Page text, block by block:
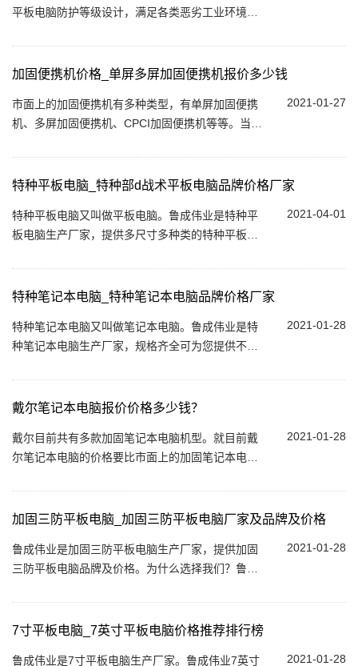
平板电脑防护等级设计，满足各类恶劣工业环境。
动、高低温运行等。...
加固便携机价格_单屏多屏加固便携机报价多少钱
2021-01-27
市面上的加固便携机有多种类型，有单屏加固便携
机、多屏加固便携机、CPCI加固便携机等等。当然
便携机多少钱的因素无非在于配置，多屏还...
特种平板电脑_特种部d战术平板电脑品牌价格厂家
2021-04-01
特种平板电脑又叫做平板电脑。鲁成伟业是特种平
板电脑生产厂家，提供多尺寸多种类的特种平板电
戴尔）...
特种笔记本电脑_特种笔记本电脑品牌价格厂家
2021-01-28
特种笔记本电脑又叫做笔记本电脑。鲁成伟业是特
种笔记本电脑生产厂家，规格齐全可为您提供不同
寸）、不同品牌（神基 / 松下 / 联想 / 戴...
戴尔笔记本电脑报价价格多少钱？
2021-01-28
戴尔目前共有多款加固笔记本电脑机型。就目前戴
尔笔记本电脑的价格要比市面上的加固笔记本电脑
些功能...
加固三防平板电脑_加固三防平板电脑厂家及品牌及价格
2021-01-28
鲁成伟业是加固三防平板电脑生产厂家，提供加固
三防平板电脑品牌及价格。为什么选择我们？鲁成
/ 安卓Android / Ubuntu 等系统三防平板电脑...
7寸平板电脑_7英寸平板电脑价格推荐排行榜
2021-01-28
鲁成伟业是7寸平板电脑生产厂家。鲁成伟业7英寸